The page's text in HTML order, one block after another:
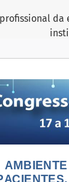
da